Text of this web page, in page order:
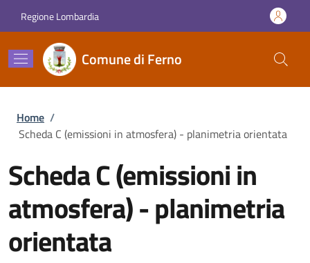
Regione Lombardia
Comune di Ferno
Briciole di pane
Home /
Scheda C (emissioni in atmosfera) - planimetria orientata
Scheda C (emissioni in
atmosfera) - planimetria
orientata